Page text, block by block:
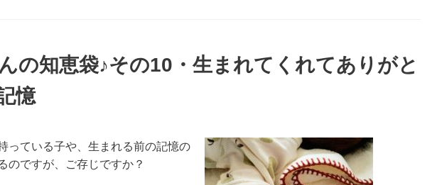
の知恵袋♪その10・生まれてくれてありがと
憶
っている子や、生まれる前の記憶の
のですが、ご存じですか？